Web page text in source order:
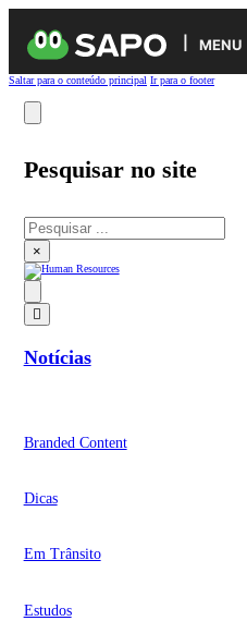
MENU
Saltar para o conteúdo principal Ir para o footer
Pesquisar no site
Pesquisar
×
Notícias
Branded Content
Dicas
Em Trânsito
Estudos